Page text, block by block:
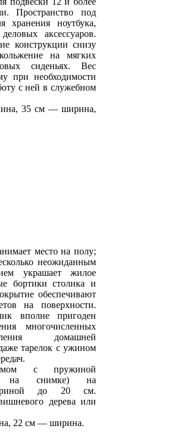
Пространство под
хранения ноутбука,
аксессуаров.
конструкции снизу
на мягких
сиденьях. Вес
при необходимости
с ней в служебном
35 см — ширина,
место на полу;
неожиданным
украшает жилое
бортики столика и
обеспечивают
на поверхности.
вполне пригоден
многочисленных
домашней
тарелок с ужином
с пружиной
на снимке) на
до 20 см.
дерева или
22 см — ширина.